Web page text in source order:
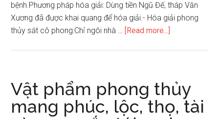
sống
hằng
ngày
bệnh.Phương pháp hóa giải: Dùng tiền Ngũ Đế, tháp Văn
Xương đã được khai quang để hóa giải.- Hóa giải phong
thủy sát cô phong:Chỉ ngôi nhà … [Read more...]
thủy
hóa
giải
Vật phẩm phong thủy
mang phúc, lộc, thọ, tài